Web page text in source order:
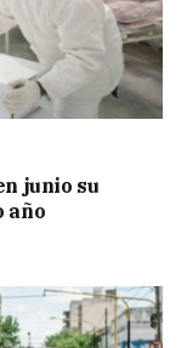
junio su
año